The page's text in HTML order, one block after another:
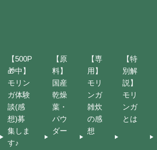
【500P
🎁中】
モリン
ガ体験
談(感
想)募
集しま
す♪
【原
料】
国産
乾燥
葉・
パウ
ダー
【専
用】
モリ
ンガ
雑炊
の感
想
【特
別解
説】
モリ
ンガ
とは